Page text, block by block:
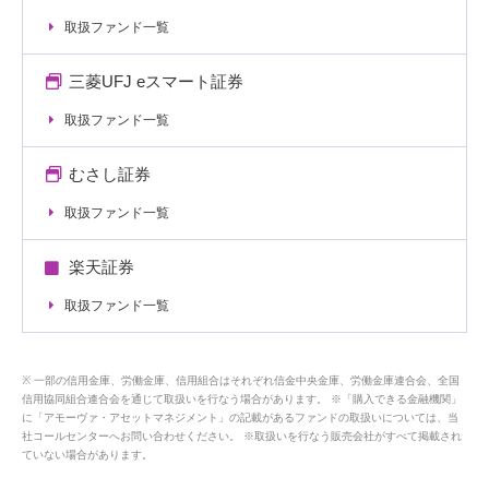
取扱ファンド一覧
三菱UFJ eスマート証券
取扱ファンド一覧
むさし証券
取扱ファンド一覧
楽天証券
取扱ファンド一覧
一部の信用金庫、労働金庫、信用組合はそれぞれ信金中央金庫、労働金庫連合会、全国
信用協同組合連合会を通じて取扱いを行なう場合があります。 ※「購入できる金融機関」
に「アモーヴァ・アセットマネジメント」の記載があるファンドの取扱いについては、当
社コールセンターへお問い合わせください。 ※取扱いを行なう販売会社がすべて掲載され
ていない場合があります。